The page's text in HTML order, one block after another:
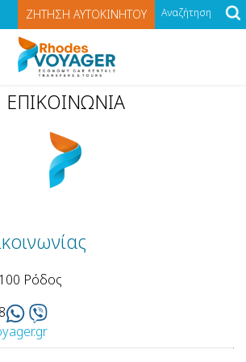
ΖΉΤΗΣΗ ΑΥΤΟΚΙΝΉΤΟΥ
ΑΡΧΙΚΉ
ΑΥΤΟΚΊΝΗΤΑ
Mini Bus Αυτόματα
Cabrios Χειροκίνητα
ΠΡΟΣΦΟΡΈΣ
ΜΕΤΑΦΟΡΈΣ
ΑΣΦΆΛΕΙΑ
ΕΠΙΚΟΙΝΩΝΊΑ
Ρόδος